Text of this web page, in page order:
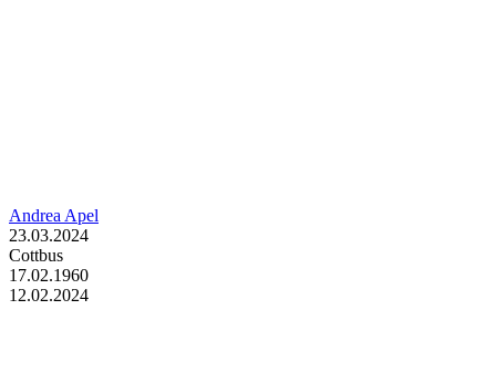
Andrea Apel
23.03.2024
Cottbus
17.02.1960
12.02.2024